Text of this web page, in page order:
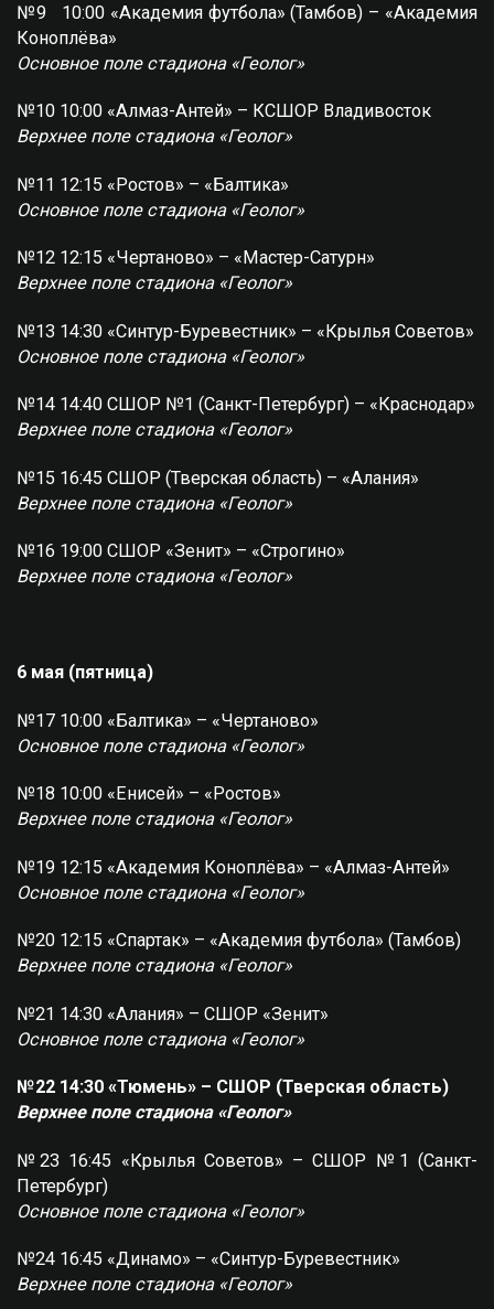
№9 10:00 «Академия футбола» (Тамбов) – «Академия
Коноплёва»
Основное поле стадиона «Геолог»
№10 10:00 «Алмаз-Антей» – КСШОР Владивосток
Верхнее поле стадиона «Геолог»
№11 12:15 «Ростов» – «Балтика»
Основное поле стадиона «Геолог»
№12 12:15 «Чертаново» – «Мастер-Сатурн»
Верхнее поле стадиона «Геолог»
№13 14:30 «Синтур-Буревестник» – «Крылья Советов»
Основное поле стадиона «Геолог»
№14 14:40 СШОР №1 (Санкт-Петербург) – «Краснодар»
Верхнее поле стадиона «Геолог»
№15 16:45 СШОР (Тверская область) – «Алания»
Верхнее поле стадиона «Геолог»
№16 19:00 СШОР «Зенит» – «Строгино»
Верхнее поле стадиона «Геолог»
6 мая (пятница)
№17 10:00 «Балтика» – «Чертаново»
Основное поле стадиона «Геолог»
№18 10:00 «Енисей» – «Ростов»
Верхнее поле стадиона «Геолог»
№19 12:15 «Академия Коноплёва» – «Алмаз-Антей»
Основное поле стадиона «Геолог»
№20 12:15 «Спартак» – «Академия футбола» (Тамбов)
Верхнее поле стадиона «Геолог»
№21 14:30 «Алания» – СШОР «Зенит»
Основное поле стадиона «Геолог»
№22 14:30 «Тюмень» – СШОР (Тверская область)
Верхнее поле стадиона «Геолог»
№23 16:45 «Крылья Советов» – СШОР №1 (Санкт-
Петербург)
Основное поле стадиона «Геолог»
№24 16:45 «Динамо» – «Синтур-Буревестник»
Верхнее поле стадиона «Геолог»